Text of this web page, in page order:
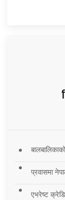
प्रवासमा
एभरेष्ट